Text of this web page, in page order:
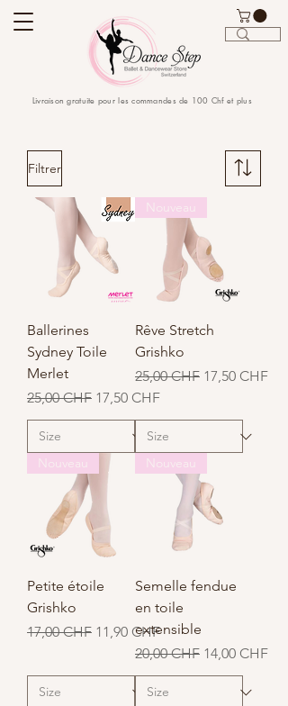
Livraison gratuite pour les commandes de 100 Chf et plus
Filtrer
Ballerines
Sydney Toile
Merlet
Prix original
25,00 CHF Prix promotionnel
17,50 CHF
Nouveau
Rêve Stretch
Grishko
Prix original
25,00 CHF Prix
17,50 CHF
Nouveau
Petite étoile
Grishko
Prix original
17,00 CHF Prix promotionnel
11,90 CHF
Nouveau
Semelle fendue
en toile
extensible
Prix original
20,00 CHF Prix
14,00 CHF